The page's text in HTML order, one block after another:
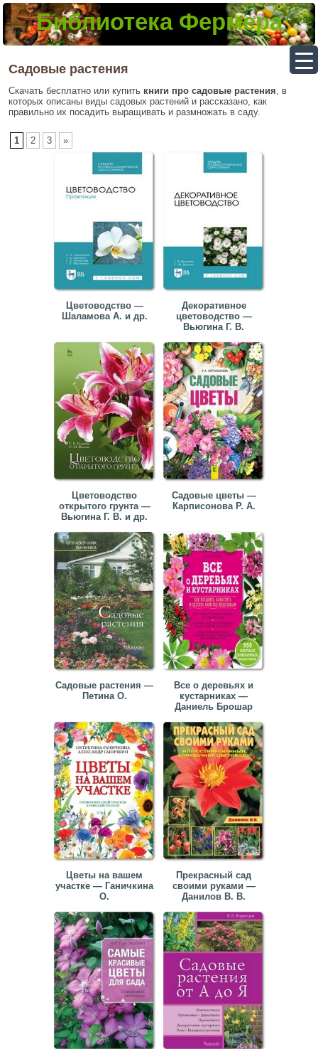
Библиотека Фермера
Садовые растения
Скачать бесплатно или купить книги про садовые растения, в
которых описаны виды садовых растений и рассказано, как
правильно их посадить выращивать и размножать в саду.
1 2 3 »
Цветоводство —
Шаламова А. и др.
Декоративное
цветоводство —
Вьюгина Г. В.
Цветоводство
открытого грунта —
Вьюгина Г. В. и др.
Садовые цветы —
Карписонова Р. А.
Садовые растения —
Петина О.
Все о деревьях и
кустарниках —
Даниель Брошар
Цветы на вашем
участке — Ганичкина
О.
Прекрасный сад
своими руками —
Данилов В. В.
▼
▼